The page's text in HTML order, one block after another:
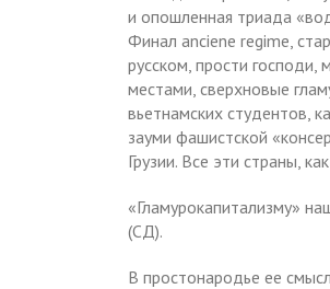
и опошленная триада
Финал ancienе regime,
русском, прости господи,
местами, сверхновые
вьетнамских студентов,
зауми фашистской
Грузии. Все эти страны,
«Гламурокапитализму»
(СД).
В простонародье ее